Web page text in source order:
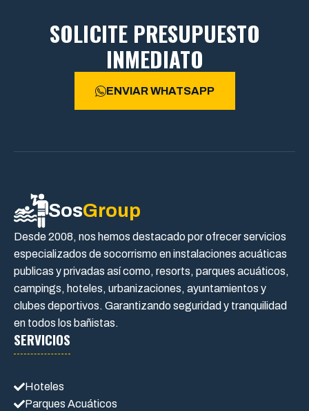
SOLICITE PRESUPUESTO
INMEDIATO
ENVIAR WHATSAPP
SosGroup
Desde 2008, nos hemos destacado por ofrecer servicios
especializados de socorrismo en instalaciones acuáticas
publicas y privadas así como, resorts, parques acuáticos,
campings, hoteles, urbanizaciones, ayuntamientos y
clubes deportivos. Garantizando seguridad y tranquilidad
en todos los bañistas.
SERVICIOS
Hoteles
Parques Acuáticos